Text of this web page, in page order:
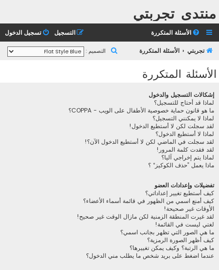
منتدى تجربتي
الأسئلة المتكررة تسجيل الدخول التسجيل
تجربتي الأسئلة المتكررة التصميم :
الأسئلة المتكررة
إشكالات التسجيل والدخول
لماذا قد أحتاج للتسجيل؟
ما هو قانون حماية خصوصية الأطفال على الويب - COPPA؟
لماذا لا يمكنني التسجيل؟
لقد سجلت لكن لا أستطيع الدخول!
لماذا لا أستطيع الدخول؟
لقد سجلت في الماضي لكن لا أستطيع الدخول الآن؟!
لقد فقدت كلمة المرور!
لماذا يتم إخراجي آليا؟
ماذا يعمل ”حذف الكوكيز“ ؟
تفضيلات وإعدادات العضو
كيف أستطيع تغيير إعداداتي؟
كيف أمنع اسمي من الظهور في قائمة أسماء الأعضاء؟
الأوقات غير صحيحة!
لقد غيرت المنطقة الزمنية لكن مازال الوقت غير صحيح!
لغتي ليست في القائمة!
ما هي الصور التي تظهر بجانب اسمي؟
كيف أظهر الصورة الرمزية؟
ما هي الرتبة؟ وكيف يمكن تغييرها؟
عندما اضغط على بريد شخص ما يطلب مني الدخول؟